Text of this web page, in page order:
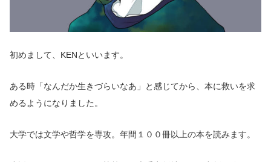
初めまして、KENといいます。
ある時「なんだか生きづらいなあ」と感じてから、本に救いを求
めるようになりました。
大学では文学や哲学を専攻。年間１００冊以上の本を読みます。